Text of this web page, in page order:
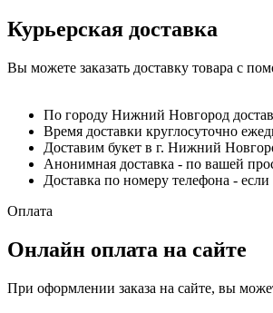
Курьерская доставка
Вы можете заказать доставку товара с
По городу Нижний Новгород
Время доставки круглосуточно
Доставим букет в г. Нижний
Анонимная доставка - по вашей
Доставка по номеру телефона -
Оплата
Онлайн оплата на сайте
При оформлении заказа на сайте, вы